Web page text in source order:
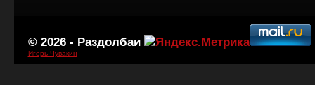
© 2026 - Раздолбаи
Игорь Чувакин